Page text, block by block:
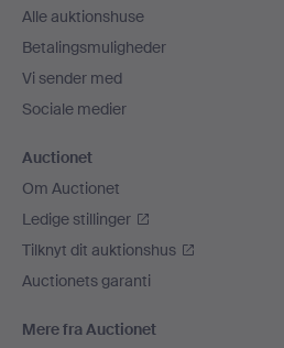
Alle auktionshuse
Betalingsmuligheder
Vi sender med
Sociale medier
Auctionet
Om Auctionet
Ledige stillinger
Tilknyt dit auktionshus
Auctionets garanti
Mere fra Auctionet